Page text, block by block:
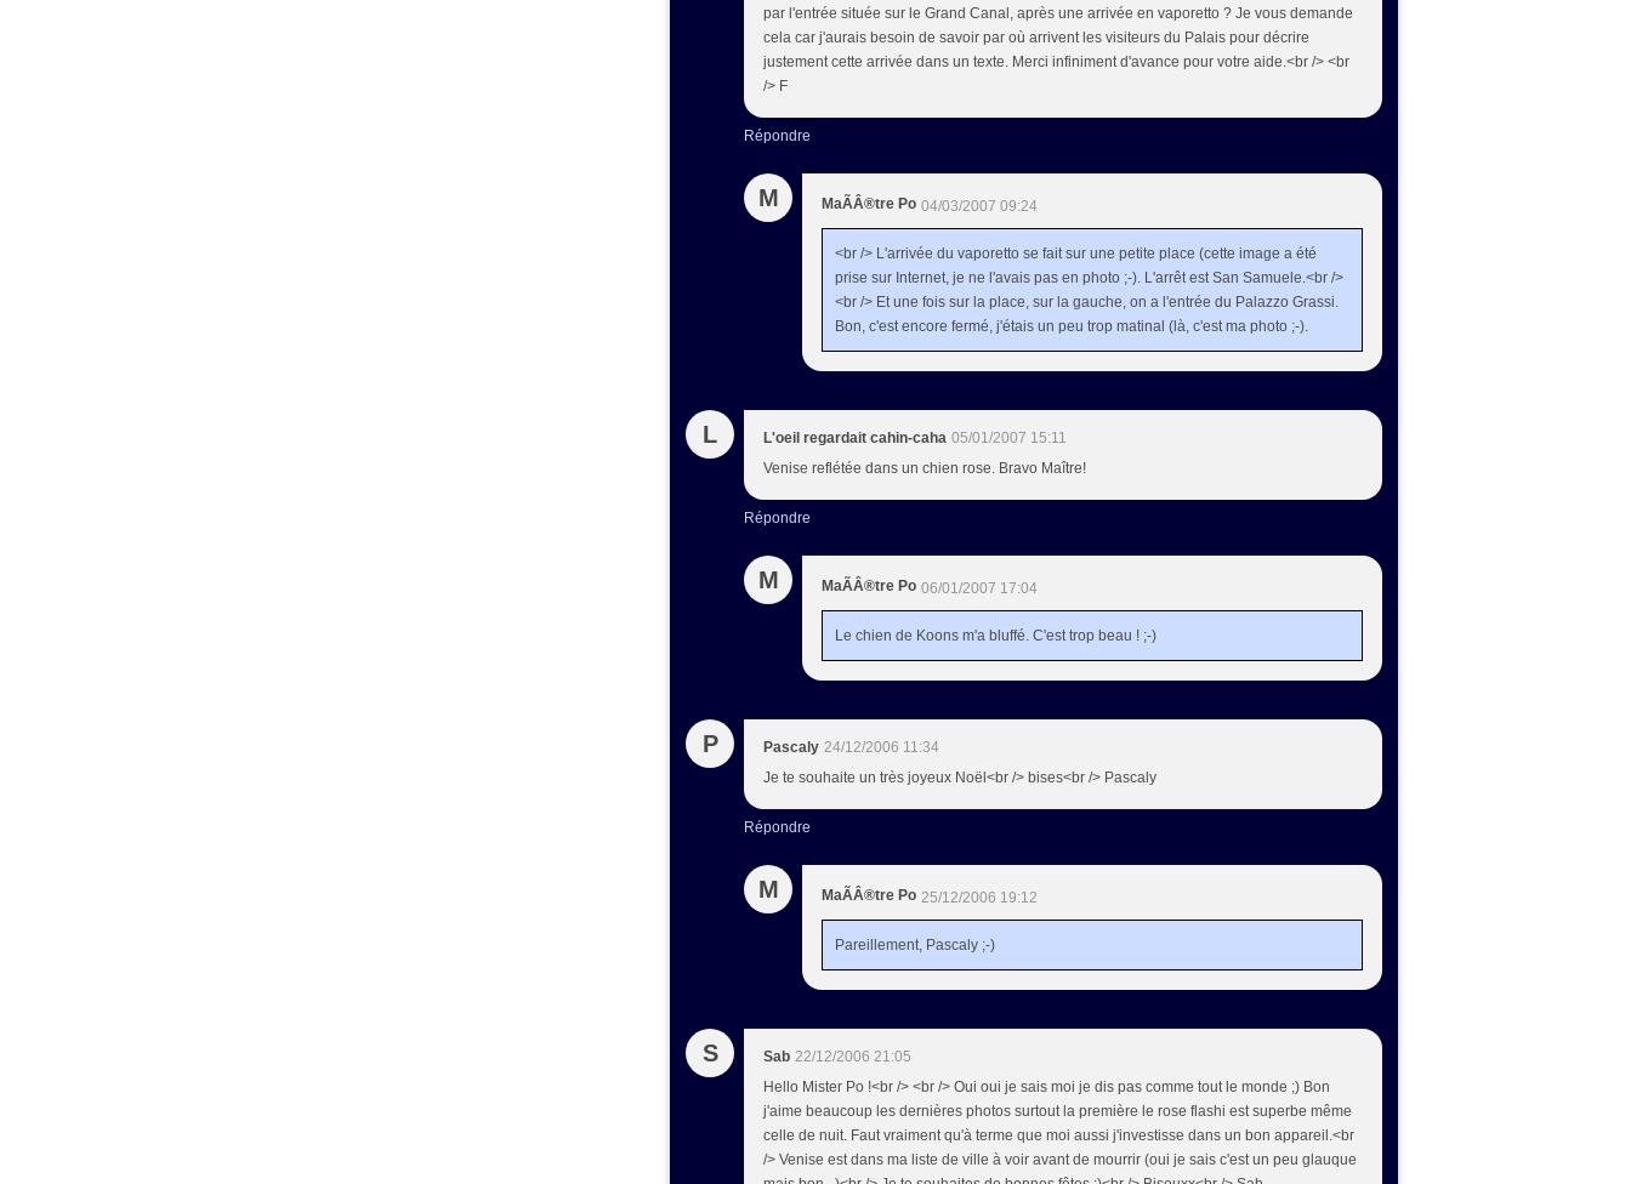
par l'entrée située sur le Grand Canal, après une arrivée en vaporetto ? Je vous demande
cela car j'aurais besoin de savoir par où arrivent les visiteurs du Palais pour décrire
justement cette arrivée dans un texte. Merci infiniment d'avance pour votre aide.<br /> <br
/> F
Répondre
M MaÃÂ®tre Po 04/03/2007 09:24
<br /> L'arrivée du vaporetto se fait sur une petite place (cette image a été
prise sur Internet, je ne l'avais pas en photo ;-). L'arrêt est San Samuele.<br />
<br /> Et une fois sur la place, sur la gauche, on a l'entrée du Palazzo Grassi.
Bon, c'est encore fermé, j'étais un peu trop matinal (là, c'est ma photo ;-).
L L'oeil regardait cahin-caha 05/01/2007 15:11
Venise reflétée dans un chien rose. Bravo Maître!
Répondre
M MaÃÂ®tre Po 06/01/2007 17:04
Le chien de Koons m'a bluffé. C'est trop beau ! ;-)
P Pascaly 24/12/2006 11:34
Je te souhaite un très joyeux Noël<br /> bises<br /> Pascaly
Répondre
M MaÃÂ®tre Po 25/12/2006 19:12
Pareillement, Pascaly ;-)
S Sab 22/12/2006 21:05
Hello Mister Po !<br /> <br /> Oui oui je sais moi je dis pas comme tout le monde ;) Bon
j'aime beaucoup les dernières photos surtout la première le rose flashi est superbe même
celle de nuit. Faut vraiment qu'à terme que moi aussi j'investisse dans un bon appareil.<br
/> Venise est dans ma liste de ville à voir avant de mourrir (oui je sais c'est un peu glauque